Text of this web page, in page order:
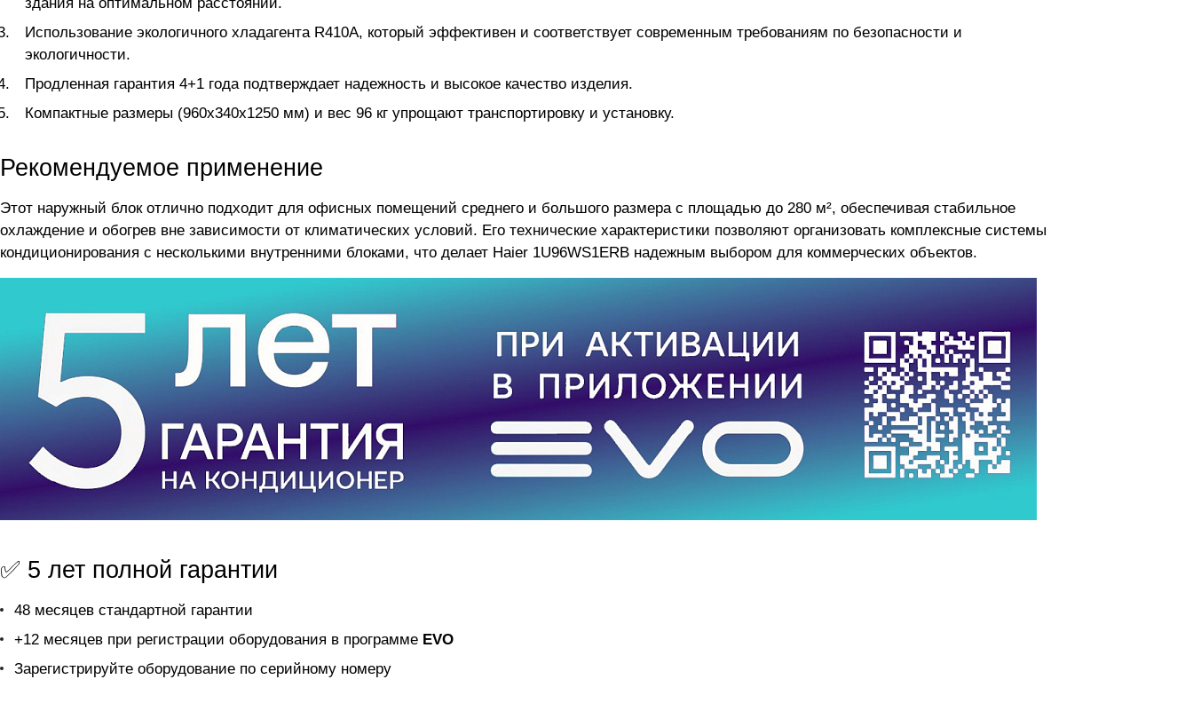
Использование экологичного хладагента R410A, который эффективен и соответствует современным требованиям по безопасности и
экологичности.
Продленная гарантия 4+1 года подтверждает надежность и высокое качество изделия.
Компактные размеры (960x340x1250 мм) и вес 96 кг упрощают транспортировку и установку.
Рекомендуемое применение
Этот наружный блок отлично подходит для офисных помещений среднего и большого размера с площадью до 280 м², обеспечивая стабильное
охлаждение и обогрев вне зависимости от климатических условий. Его технические характеристики позволяют организовать комплексные системы
кондиционирования с несколькими внутренними блоками, что делает Haier 1U96WS1ERB надежным выбором для коммерческих объектов.
✅ 5 лет полной гарантии
48 месяцев стандартной гарантии
+12 месяцев при регистрации оборудования в программе EVO
Зарегистрируйте оборудование по серийному номеру